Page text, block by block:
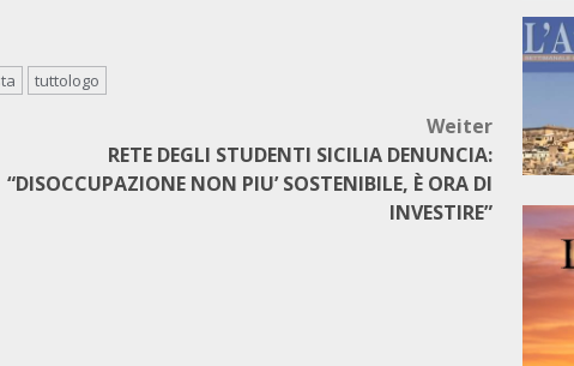
tuttologo
Weiter
RETE DEGLI STUDENTI SICILIA DENUNCIA:
“DISOCCUPAZIONE NON PIU’ SOSTENIBILE, È ORA DI
INVESTIRE”